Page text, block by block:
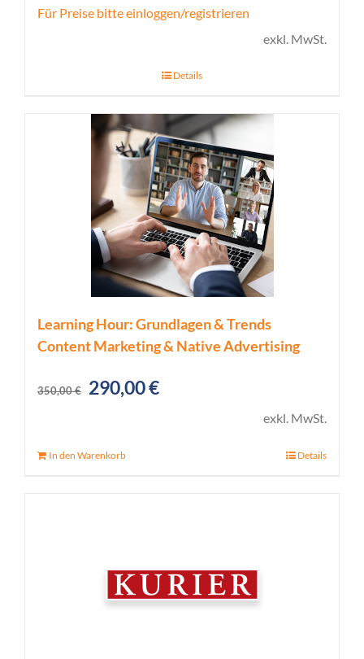
Für Preise bitte einloggen/registrieren
exkl. MwSt.
Details
Learning Hour: Grundlagen & Trends
Content Marketing & Native Advertising
350,00€
Ursprünglicher
290,00€Aktueller
exkl. MwSt.
In den Warenkorb Details